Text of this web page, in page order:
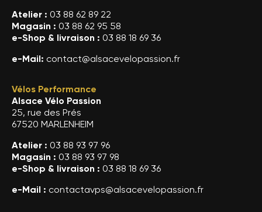
Atelier : 03 88 62 89 22
Magasin : 03 88 62 95 58
e-Shop & livraison : 03 88 18 69 36
e-Mail: contact@alsacevelopassion.fr
Vélos Performance
Alsace Vélo Passion
25, rue des Prés
67520 MARLENHEIM
Atelier : 03 88 93 97 96
Magasin : 03 88 93 97 98
e-Shop & livraison : 03 88 18 69 36
e-Mail : contactavps@alsacevelopassion.fr